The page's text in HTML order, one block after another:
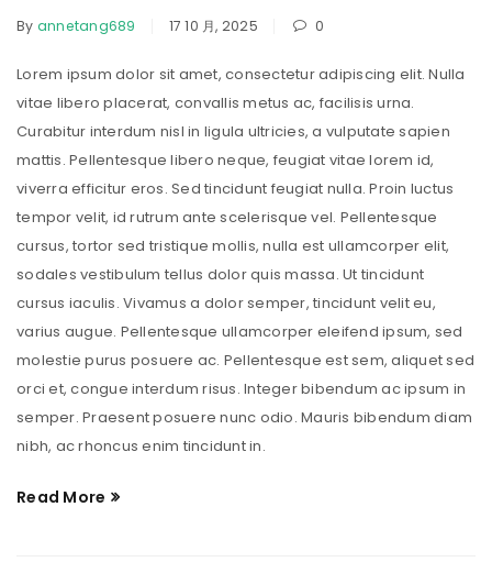
By annetang689 17 10 月, 2025 0
Lorem ipsum dolor sit amet, consectetur adipiscing elit. Nulla
vitae libero placerat, convallis metus ac, facilisis urna.
Curabitur interdum nisl in ligula ultricies, a vulputate sapien
mattis. Pellentesque libero neque, feugiat vitae lorem id,
viverra efficitur eros. Sed tincidunt feugiat nulla. Proin luctus
tempor velit, id rutrum ante scelerisque vel. Pellentesque
cursus, tortor sed tristique mollis, nulla est ullamcorper elit,
sodales vestibulum tellus dolor quis massa. Ut tincidunt
cursus iaculis. Vivamus a dolor semper, tincidunt velit eu,
varius augue. Pellentesque ullamcorper eleifend ipsum, sed
molestie purus posuere ac. Pellentesque est sem, aliquet sed
orci et, congue interdum risus. Integer bibendum ac ipsum in
semper. Praesent posuere nunc odio. Mauris bibendum diam
nibh, ac rhoncus enim tincidunt in.
Read More